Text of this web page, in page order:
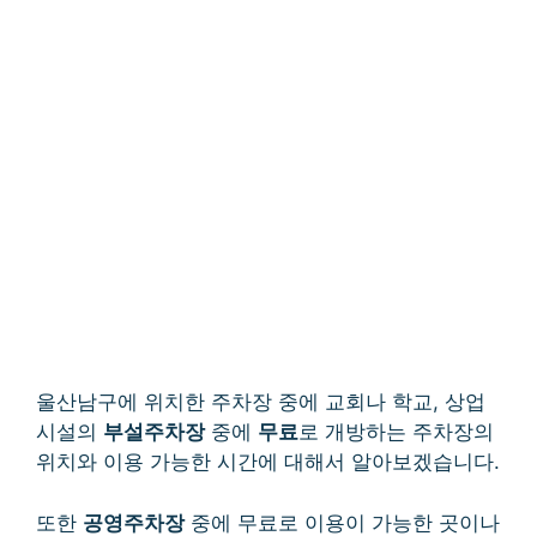
울산남구에 위치한 주차장 중에 교회나 학교, 상업
시설의 부설주차장중에 무료로 개방하는 주차장의
위치와 이용 가능한 시간에 대해서 알아보겠습니다.
또한 공영주차장중에 무료로 이용이 가능한 곳이나